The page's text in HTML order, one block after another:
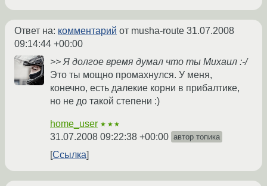
Ответ на: комментарий от musha-route 31.07.2008
09:14:44 +00:00
>> Я долгое время думал что ты Михаил :-/
Это ты мощно промахнулся. У меня,
конечно, есть далекие корни в прибалтике,
но не до такой степени :)
home_user ★★★
31.07.2008 09:22:38 +00:00 автор топика
Ссылка